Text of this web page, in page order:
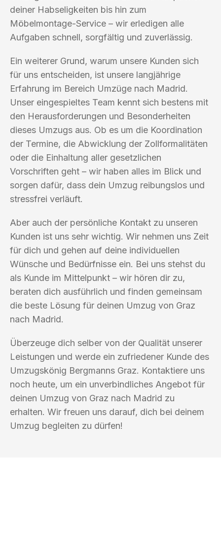
deiner Habseligkeiten bis hin zum
Möbelmontage-Service – wir erledigen alle
Aufgaben schnell, sorgfältig und zuverlässig.
Ein weiterer Grund, warum unsere Kunden sich
für uns entscheiden, ist unsere langjährige
Erfahrung im Bereich Umzüge nach Madrid.
Unser eingespieltes Team kennt sich bestens mit
den Herausforderungen und Besonderheiten
dieses Umzugs aus. Ob es um die Koordination
der Termine, die Abwicklung der Zollformalitäten
oder die Einhaltung aller gesetzlichen
Vorschriften geht – wir haben alles im Blick und
sorgen dafür, dass dein Umzug reibungslos und
stressfrei verläuft.
Aber auch der persönliche Kontakt zu unseren
Kunden ist uns sehr wichtig. Wir nehmen uns Zeit
für dich und gehen auf deine individuellen
Wünsche und Bedürfnisse ein. Bei uns stehst du
als Kunde im Mittelpunkt – wir hören dir zu,
beraten dich ausführlich und finden gemeinsam
die beste Lösung für deinen Umzug von Graz
nach Madrid.
Überzeuge dich selber von der Qualität unserer
Leistungen und werde ein zufriedener Kunde des
Umzugskönig Bergmanns Graz. Kontaktiere uns
noch heute, um ein unverbindliches Angebot für
deinen Umzug von Graz nach Madrid zu
erhalten. Wir freuen uns darauf, dich bei deinem
Umzug begleiten zu dürfen!